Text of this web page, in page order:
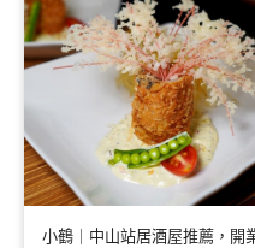
小鶴｜中山站居酒屋推薦，開